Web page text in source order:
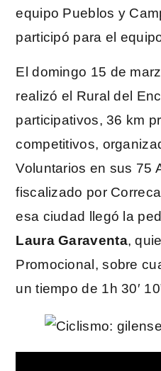
equipo Pueblos y
participó para el
El domingo 15 de
realizó el Rural del
participativos, 36 km
competitivos,
Voluntarios en sus 75
fiscalizado por
esa ciudad llegó la
Laura Garaventa,
Promocional, sobre
un tiempo de 1h 30′